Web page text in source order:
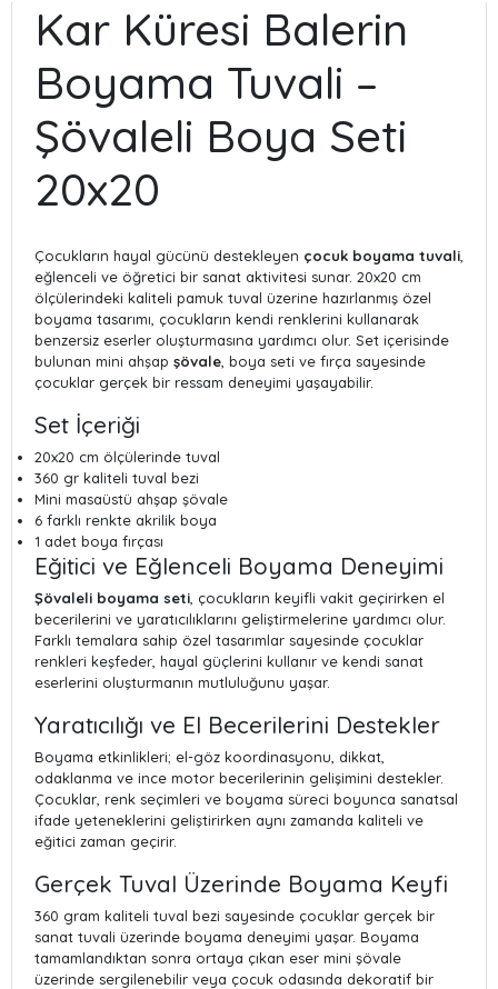
Kar Küresi Balerin
Boyama Tuvali –
Şövaleli Boya Seti
20x20
Çocukların hayal gücünü destekleyen çocuk boyama tuvali
eğlenceli ve öğretici bir sanat aktivitesi sunar. 20x20 cm
ölçülerindeki kaliteli pamuk tuval üzerine hazırlanmış özel
boyama tasarımı, çocukların kendi renklerini kullanarak
benzersiz eserler oluşturmasına yardımcı olur. Set içerisinde
bulunan mini ahşap şövale , boya seti ve fırça sayesinde
çocuklar gerçek bir ressam deneyimi yaşayabilir.
Set İçeriği
20x20 cm ölçülerinde tuval
360 gr kaliteli tuval bezi
Mini masaüstü ahşap şövale
6 farklı renkte akrilik boya
1 adet boya fırçası
Eğitici ve Eğlenceli Boyama Deneyimi
Şövaleli boyama seti , çocukların keyifli vakit geçirirken el
becerilerini ve yaratıcılıklarını geliştirmelerine yardımcı olur.
Farklı temalara sahip özel tasarımlar sayesinde çocuklar
renkleri keşfeder, hayal güçlerini kullanır ve kendi sanat
eserlerini oluşturmanın mutluluğunu yaşar.
Yaratıcılığı ve El Becerilerini Destekler
Boyama etkinlikleri; el-göz koordinasyonu, dikkat,
odaklanma ve ince motor becerilerinin gelişimini destekler.
Çocuklar, renk seçimleri ve boyama süreci boyunca sanatsal
ifade yeteneklerini geliştirirken aynı zamanda kaliteli ve
eğitici zaman geçirir.
Gerçek Tuval Üzerinde Boyama Keyfi
360 gram kaliteli tuval bezi sayesinde çocuklar gerçek bir
sanat tuvali üzerinde boyama deneyimi yaşar. Boyama
tamamlandıktan sonra ortaya çıkan eser mini şövale
üzerinde sergilenebilir veya çocuk odasında dekoratif bir